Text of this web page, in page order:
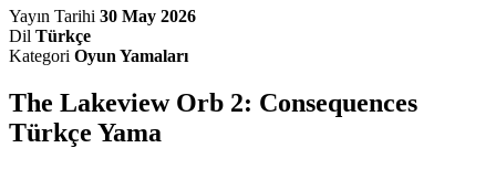
Yayın Tarihi 30 May 2026
Dil Türkçe
Kategori Oyun Yamaları
The Lakeview Orb 2: Consequences
Türkçe Yama